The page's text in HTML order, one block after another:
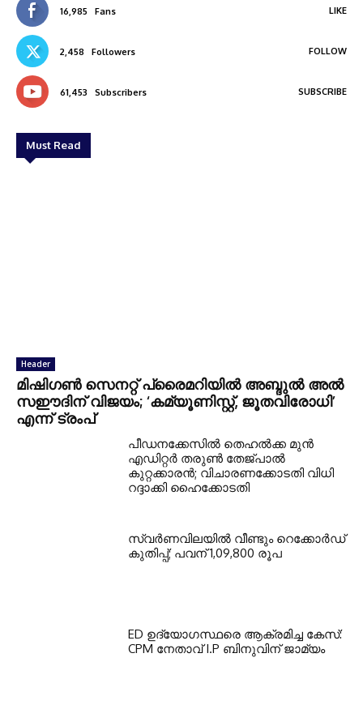
16,985 Fans LIKE
2,458 Followers FOLLOW
61,453 Subscribers SUBSCRIBE
Must Read
Header
മിഷിഗൺ സെനറ്റ് പ്രൈമറിയിൽ അബ്ദുൽ അൽ
സഈദിന് വിജയം; ‘കമ്യൂണിസ്റ്റ്, ജൂതവിരോധി’
എന്ന് ട്രംപ്
പീഡനക്കേസിൽ തെഹൽക്ക മുൻ
എഡിറ്റർ തരുൺ തേജ്പാൽ
കുറ്റക്കാരൻ; വിചാരണക്കോടതി വിധി
റദ്ദാക്കി ഹൈക്കോടതി
സ്വർണവിലയിൽ വീണ്ടും റെക്കോർഡ്
കുതിപ്പ്; പവന് 1,09,800 രൂപ
ED ഉദ്യോഗസ്ഥരെ ആക്രമിച്ച കേസ്:
CPM നേതാവ് I.P ബിനുവിന് ജാമ്യം